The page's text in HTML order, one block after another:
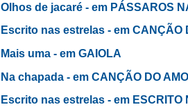
Olhos de jacaré - em PÁSSAROS
Escrito nas estrelas - em CANÇÃO
Mais uma - em GAIOLA
Na chapada - em CANÇÃO DO
Escrito nas estrelas - em ESCRITO